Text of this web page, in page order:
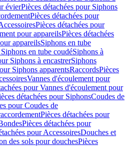
évierPièces détachées pour Siphons
Pièces détachées pour
Pièces détachées pour
pour appareilsPièces détachées
appareilsSiphons en tube
en tube coudéSiphons à
Siphons à encastrerSiphons
Siphons apparentsRaccordsPièces
Vannes d'écoulement pour
pour Vannes d'écoulement pour
détachées pour SiphonsCoudes de
pour Coudes de
Pièces détachées pour
Pièces détachées pour
pour AccessoiresDouches et
des sols pour douchesPièces